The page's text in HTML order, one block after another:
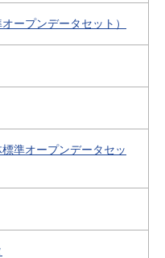
ープンデータセット）
準オープンデータセッ